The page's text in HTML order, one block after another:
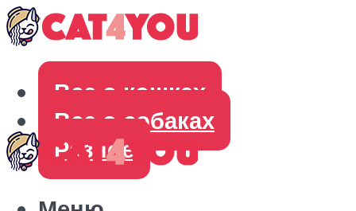
Все о кошках
Все о собаках
Разное